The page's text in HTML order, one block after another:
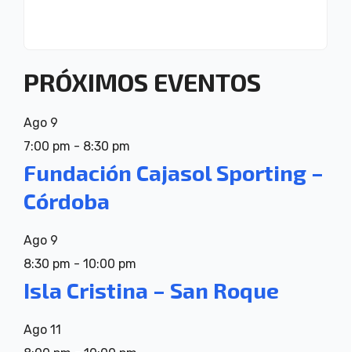
PRÓXIMOS EVENTOS
Ago 9
7:00 pm - 8:30 pm
Fundación Cajasol Sporting –
Córdoba
Ago 9
8:30 pm - 10:00 pm
Isla Cristina – San Roque
Ago 11